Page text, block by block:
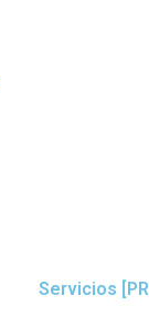
Servicios